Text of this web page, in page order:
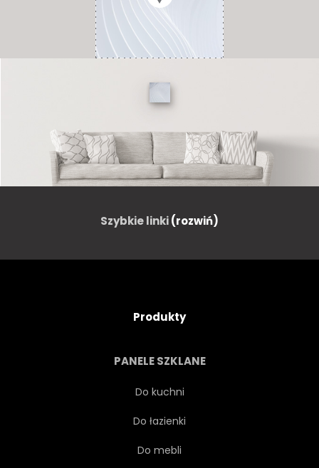
Szybkie linki(rozwiń)
Produkty
PANELE SZKLANE
Do kuchni
Do łazienki
Do mebli